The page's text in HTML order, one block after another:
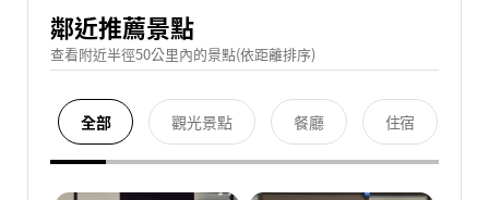
鄰近推薦景點
查看附近半徑50公里內的景點(依距離排序)
全部 觀光景點 餐廳 住宿